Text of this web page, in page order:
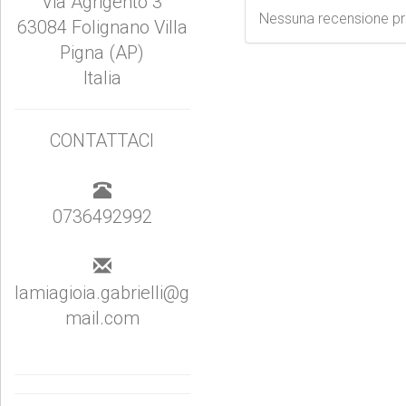
Nessuna recensione
63084 Folignano Villa
Pigna (AP)
Italia
CONTATTACI
0736492992
lamiagioia.gabrielli@g
mail.com